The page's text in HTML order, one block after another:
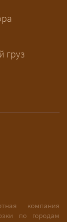
груз
компания
по городам